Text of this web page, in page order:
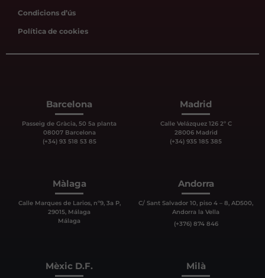
Condicions d’ús
Política de cookies
Barcelona
Passeig de Gràcia, 50 5a planta
08007 Barcelona
(+34) 93 518 53 85
Madrid
Calle Velázquez 126 2º C
28006 Madrid
(+34) 935 185 385
Màlaga
Calle Marques de Larios, nº9, 3a P,
29015, Málaga
Málaga
Andorra
C/ Sant Salvador 10, piso 4 – 8, AD500,
Andorra la Vella
(+376) 874 846
Mèxic D.F. Milà